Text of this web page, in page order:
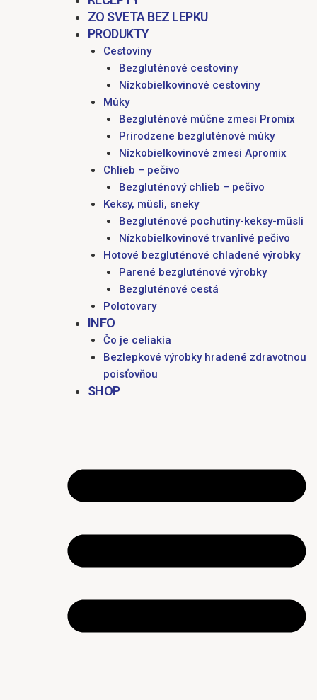
ZO SVETA BEZ LEPKU
PRODUKTY
Cestoviny
Bezgluténové cestoviny
Nízkobielkovinové cestoviny
Múky
Bezgluténové múčne zmesi Promix
Prirodzene bezgluténové múky
Nízkobielkovinové zmesi Apromix
Chlieb – pečivo
Bezgluténový chlieb – pečivo
Keksy, müsli, sneky
Bezgluténové pochutiny-keksy-müsli
Nízkobielkovinové trvanlivé pečivo
Hotové bezgluténové chladené výrobky
Parené bezgluténové výrobky
Bezgluténové cestá
Polotovary
INFO
Čo je celiakia
Bezlepkové výrobky hradené zdravotnou
poisťovňou
SHOP